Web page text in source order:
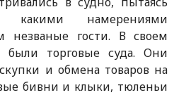
какими намерениями
гости. В своем
были торговые суда. Они
и обмена товаров на
бивни и клыки, тюленьи